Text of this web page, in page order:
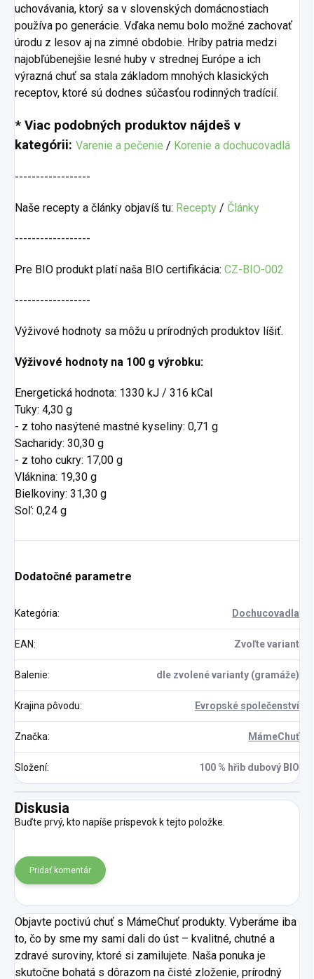
uchovávania, ktorý sa v slovenských domácnostiach
používa po generácie. Vďaka nemu bolo možné zachovať
úrodu z lesov aj na zimné obdobie. Hríby patria medzi
najobľúbenejšie lesné huby v strednej Európe a ich
výrazná chuť sa stala základom mnohých klasických
receptov, ktoré sú dodnes súčasťou rodinných tradícií.
* Viac podobných produktov nájdeš v
kategórii: Varenie a pečenie / Korenie a dochucovadlá
------------------
Naše recepty a články objavíš tu: Recepty / Články
------------------
Pre BIO produkt platí naša BIO certifikácia: CZ-BIO-002
------------------
Výživové hodnoty sa môžu u prírodných produktov líšiť.
Výživové hodnoty na 100 g výrobku:
Energetická hodnota: 1330 kJ / 316 kCal
Tuky: 4,30 g
- z toho nasýtené mastné kyseliny: 0,71 g
Sacharidy: 30,30 g
- z toho cukry: 17,00 g
Vláknina: 19,30 g
Bielkoviny: 31,30 g
Soľ: 0,24 g
Dodatočné parametre
Kategória: Dochucovadla
EAN: Zvoľte variant
Balenie: dle zvolené varianty (gramáže)
Krajina pôvodu: Evropské společenství
Značka: MámeChuť
Složení: 100 % hřib dubový BIO
Diskusia
Buďte prvý, kto napíše príspevok k tejto položke.
Pridať komentár
Objavte poctivú chuť s MámeChuť produkty. Vyberáme iba
to, čo by sme my sami dali do úst – kvalitné, chutné a
zdravé suroviny, ktoré si zamilujete. Naša ponuka je
skutočne bohatá s dôrazom na čisté zloženie, prírodný